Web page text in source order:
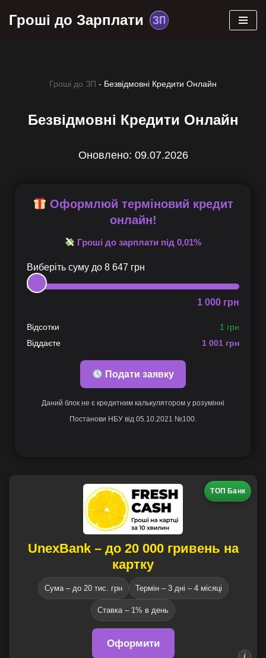
Гроші до Зарплати
Гроші до ЗП - Безвідмовні Кредити Онлайн
Безвідмовні Кредити Онлайн
Оновлено: 09.07.2026
Оформлюй терміновий кредит
онлайн!
Гроші до зарплати під 0,01%
Виберіть суму до 8 647 грн
1 000 грн
Відсотки
1 грн
Віддаєте
1 001 грн
Подати заявку
Даний блок не є кредитним калькулятором у розумінні
Постанови НБУ від 05.10.2021 №100.
ТОП Банк
UnexBank – до 20 000 гривень на
картку
Сума – до 20 тис. грн Термін – 3 дні – 4 місяці
Ставка – 1% в день
Оформити